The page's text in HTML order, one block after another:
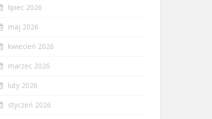
lipiec 2026
maj 2026
kwiecień 2026
marzec 2026
luty 2026
styczeń 2026